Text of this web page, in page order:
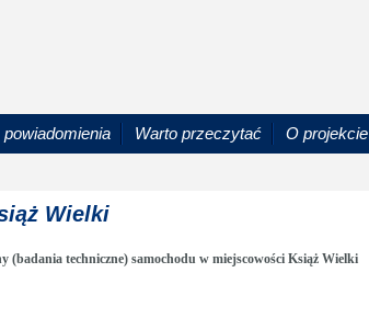
Warto przeczytać O projekcie
Wielki
(badania techniczne) samochodu w miejscowości Książ Wielki